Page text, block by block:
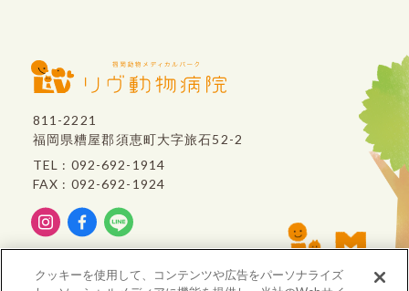
811-2221
福岡県糟屋郡須恵町大字旅石52-2
TEL : 092-692-1914
FAX : 092-692-1924
リヴ動物病院は、
VCA Japan
のグループ病院です。
クッキーを使用して、コンテンツや広告をパーソナライズ